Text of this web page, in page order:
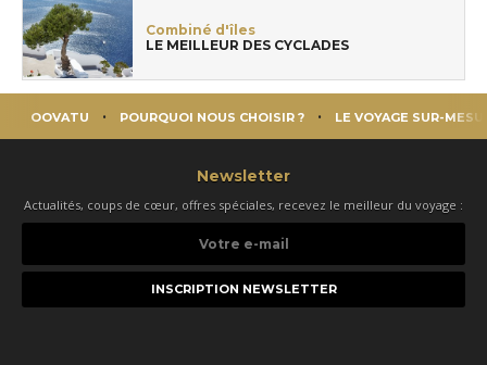
Combiné d'îles
LE MEILLEUR DES CYCLADES
OOVATU POURQUOI NOUS CHOISIR ? LE VOYAGE SUR-
Newsletter
Actualités, coups de cœur, offres spéciales, recevez le meilleur du voyage :
e-